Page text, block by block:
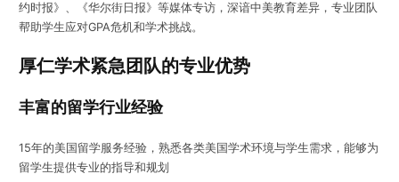
约时报》、《华尔街日报》等媒体专访，深谙中美教育差异，专业团队
帮助学生应对GPA危机和学术挑战。
厚仁学术紧急团队的专业优势
丰富的留学行业经验
15年的美国留学服务经验，熟悉各类美国学术环境与学生需求，能够为
留学生提供专业的指导和规划